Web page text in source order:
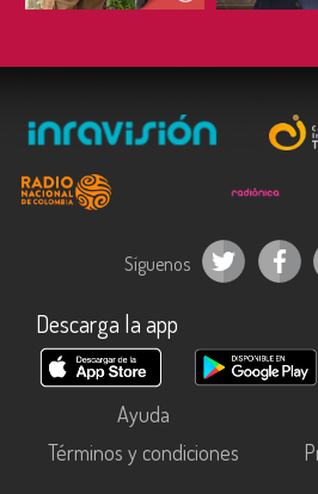
Síguenos
Descarga la app
Ayuda
Términos y condiciones